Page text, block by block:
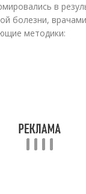
в
болезни,
методики: